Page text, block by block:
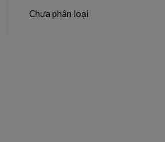
Chưa phân loại